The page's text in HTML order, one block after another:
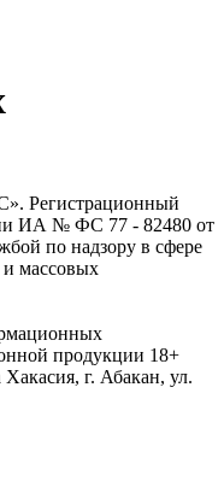
Регистрационный
ИА № ФС 77 - 82480 от
по надзору в сфере
массовых
продукции 18+
г. Абакан, ул.